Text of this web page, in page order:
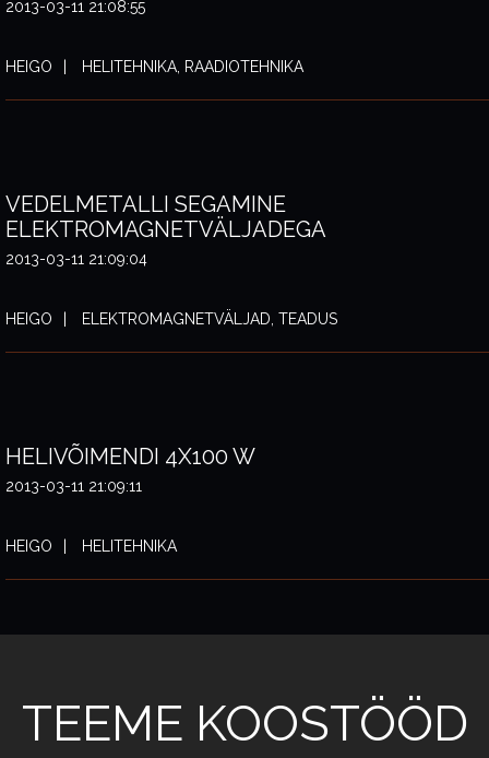
2013-03-11 21:08:55
HEIGO HELITEHNIKA, RAADIOTEHNIKA
VEDELMETALLI SEGAMINE
ELEKTROMAGNETVÄLJADEGA
2013-03-11 21:09:04
HEIGO ELEKTROMAGNETVÄLJAD, TEADUS
HELIVÕIMENDI 4X100 W
2013-03-11 21:09:11
HEIGO HELITEHNIKA
TEEME KOOSTÖÖD